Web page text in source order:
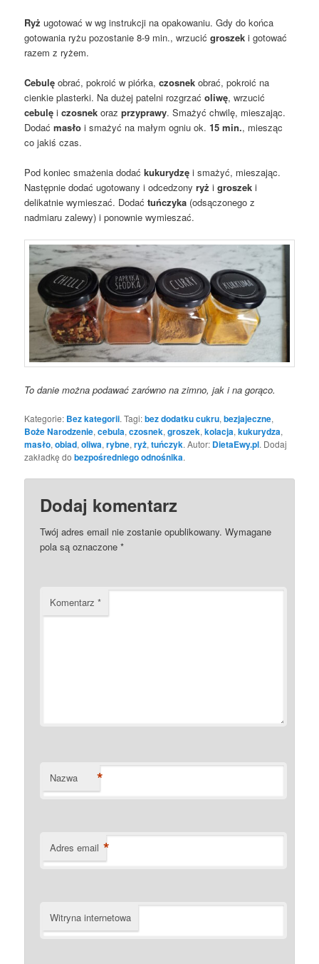
Ryżugotować w wg instrukcji na opakowaniu. Gdy do końca
gotowania ryżu pozostanie 8-9 min., wrzucićgroszek i gotować
razem z ryżem.
Cebulę obrać, pokroić w piórka,czosnek obrać, pokroić na
cienkie plasterki. Na dużej patelni rozgrzaćoliwę, wrzucić
cebulę iczosnek oraz przyprawy. Smażyć chwilę, mieszając.
Dodaćmasło i smażyć na małym ogniu ok.15 min., miesząc
co jakiś czas.
Pod koniec smażenia dodaćkukurydzę i smażyć, mieszając.
Następnie dodać ugotowany i odcedzonyryż igroszek i
delikatnie wymieszać. Dodaćtuńczyka (odsączonego z
nadmiaru zalewy) i ponownie wymieszać.
To danie można podawać zarówno na zimno, jak i na gorąco.
Kategorie: Bez kategorii. Tagi:bez dodatku cukru,bezjajeczne,
Boże Narodzenie,cebula,czosnek,groszek,kolacja,kukurydza,
masło,obiad,oliwa,rybne,ryż,tuńczyk. Autor: DietaEwy.pl. Dodaj
zakładkę dobezpośredniego odnośnika.
Dodaj komentarz
Twój adres email nie zostanie opublikowany. Wymagane
pola są oznaczone*
Komentarz*
Nazwa *
Adres email *
Witryna internetowa